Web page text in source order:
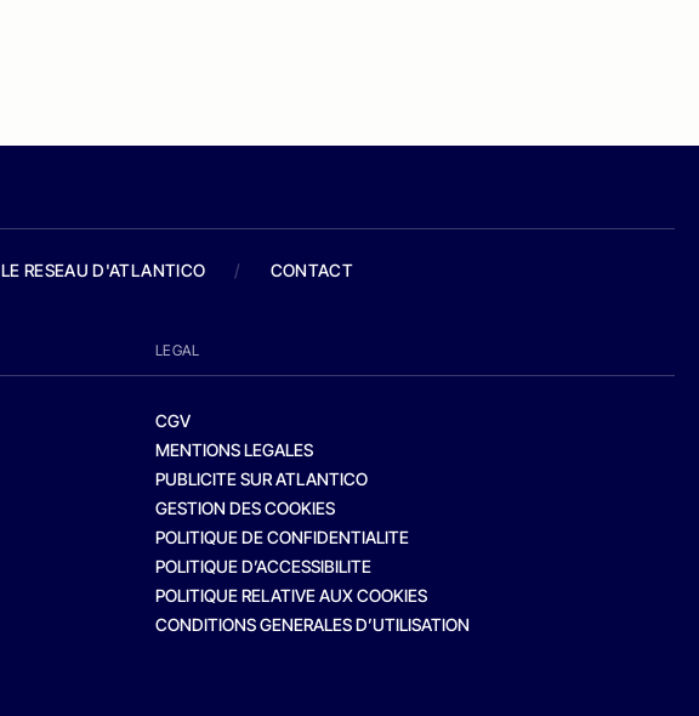
LE RESEAU D'ATLANTICO / CONTACT
LEGAL
CGV
MENTIONS LEGALES
PUBLICITE SUR ATLANTICO
GESTION DES COOKIES
POLITIQUE DE CONFIDENTIALITE
POLITIQUE D’ACCESSIBILITE
POLITIQUE RELATIVE AUX COOKIES
CONDITIONS GENERALES D’UTILISATION